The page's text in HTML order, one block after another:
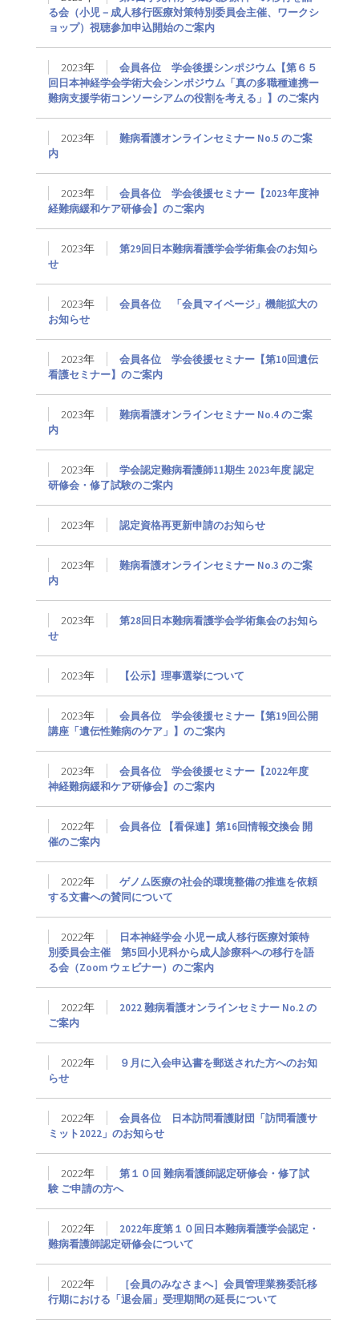
る会（小児－成人移行医療対策特別委員会主催、ワークシ
ョップ）視聴参加申込開始のご案内
2023年
会員各位 学会後援シンポジウム【第６５
回日本神経学会学術大会シンポジウム「真の多職種連携ー
難病支援学術コンソーシアムの役割を考える」】のご案内
2023年
難病看護オンラインセミナー No.5 のご案
内
2023年
会員各位 学会後援セミナー【2023年度神
経難病緩和ケア研修会】のご案内
2023年
第29回日本難病看護学会学術集会のお知ら
せ
2023年
会員各位 「会員マイページ」機能拡大の
お知らせ
2023年
会員各位 学会後援セミナー【第10回遺伝
看護セミナー】のご案内
2023年
難病看護オンラインセミナー No.4 のご案
内
2023年
学会認定難病看護師11期生 2023年度 認定
研修会・修了試験のご案内
2023年 認定資格再更新申請のお知らせ
2023年
難病看護オンラインセミナー No.3 のご案
内
2023年
第28回日本難病看護学会学術集会のお知ら
せ
2023年 【公示】理事選挙について
2023年
会員各位 学会後援セミナー【第19回公開
講座「遺伝性難病のケア」】のご案内
2023年
会員各位 学会後援セミナー【2022年度
神経難病緩和ケア研修会】のご案内
2022年
会員各位 【看保連】第16回情報交換会 開
催のご案内
2022年
ゲノム医療の社会的環境整備の推進を依頼
する文書への賛同について
2022年
日本神経学会 小児ー成人移行医療対策特
別委員会主催 第5回小児科から成人診療科への移行を語
る会（Zoom ウェビナー）のご案内
2022年
2022 難病看護オンラインセミナー No.2 の
ご案内
2022年
９月に入会申込書を郵送された方へのお知
らせ
2022年
会員各位 日本訪問看護財団「訪問看護サ
ミット2022」のお知らせ
2022年
第１０回 難病看護師認定研修会・修了試
験 ご申請の方へ
2022年
2022年度第１０回日本難病看護学会認定・
難病看護師認定研修会について
2022年
［会員のみなさまへ］会員管理業務委託移
行期における「退会届」受理期間の延長について